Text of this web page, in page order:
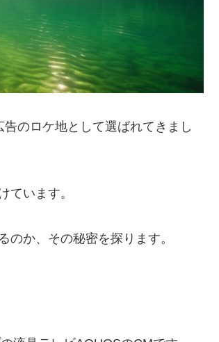
のロケ地として選ばれてきまし
ています。
か、その秘密を探ります。